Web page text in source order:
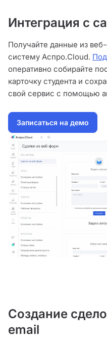
Интеграция с
Получайте данные из
систему Аспро.Cloud.
оперативно собирайте
карточку студента и
свой сервис с помощью
Записаться на демо
Создание
email